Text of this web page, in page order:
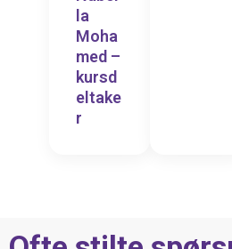
la
Moha
med –
kursd
eltake
r